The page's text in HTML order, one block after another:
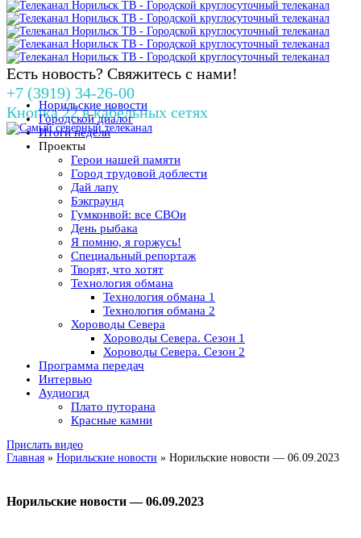
Есть новость? Свяжитесь с нами!
+7 (3919) 34-26-00
Кнопка 22 в кабельных сетях
Норильские новости
Городской диалог
Итоги недели
Проекты
Герои нашей памяти
Город трудовой доблести
Дай лапу
Бэкграунд
Гумконвой: все СВОи
День рыбака
Я помню, я горжусь!
Специальный репортаж
Творят, что хотят
Технология обмана
Технология обмана 1
Технология обмана 2
Хороводы Севера
Хороводы Севера. Сезон 1
Хороводы Севера. Сезон 2
Программа передач
Интервью
Аудиогид
Плато путорана
Красные камни
Прислать видео
Главная » Норильские новости » Норильские новости — 06.09.2023
Норильские новости — 06.09.2023